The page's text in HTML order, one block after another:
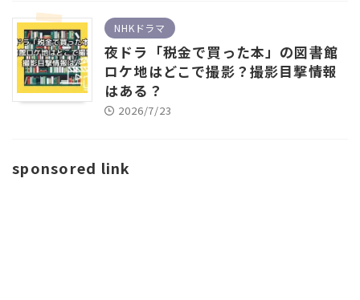
NHKドラマ
夜ドラ「税金で買った本」の図書館
ロケ地はどこで撮影？撮影目撃情報
はある？
2026/7/23
sponsored link